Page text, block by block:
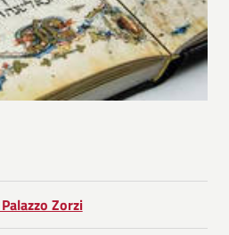
Zorzi